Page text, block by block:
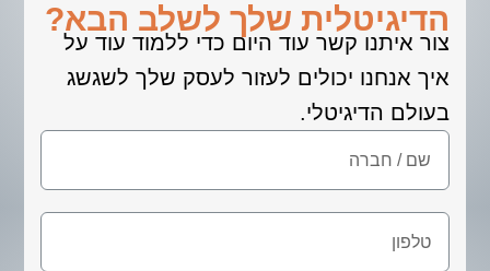
הדיגיטלית שלך לשלב הבא?
צור איתנו קשר עוד היום כדי ללמוד עוד על
איך אנחנו יכולים לעזור לעסק שלך לשגשג
בעולם הדיגיטלי.